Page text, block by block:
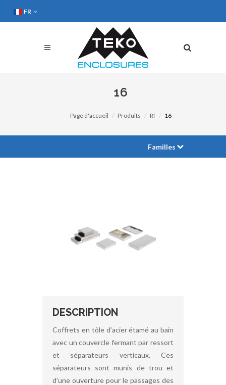
FR
16
Page d'accueil Produits Rf 16
Familles
DESCRIPTION
Coffrets en tôle d’acier étamé au bain
avec un couvercle fermant par ressort
et séparateurs verticaux. Ces
séparateurs sont munis de trou et
d’une ouverture pour le passages des